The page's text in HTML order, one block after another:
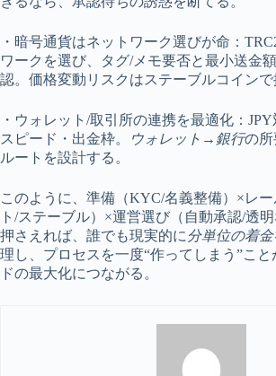
・暗号通貨はネットワーク選びが命：
ワークを選び、タグ/メモ要否と最小送金
認。価格変動リスクはステーブルコインで
・ウォレット/取引所の連携を最適化：
スピード・出金枠。
ウォレット→銀行の
ルートを設計する。
このように、準備（KYC/名義整備）×レ
ト/ステーブル）×運営選び（自動承認/透
押さえれば、誰でも現実的に 分単位の着金
理し、プロセスを一度“作ってしまう”こ
ドの最大化につながる。